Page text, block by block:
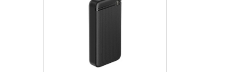
ДОБАВИТЬ В КОРЗИНУ